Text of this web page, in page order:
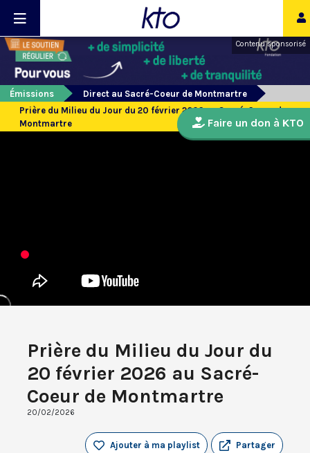
Contenu sponsorisé
Émissions
Direct au Sacré-Coeur de Montmartre
Prière du Milieu du Jour du 20 février 2026 au Sacré-Coeur de
Montmartre
Prière du Milieu du Jour du
20 février 2026 au Sacré-
Coeur de Montmartre
20/02/2026
Partager
Ajouter à ma playlist
Faire un don à KTO